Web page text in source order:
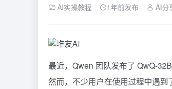
AI实操教程 1年前发布 AI分
最近，Qwen 团队发布了 QwQ-32B
然而，不少用户在使用过程中遇